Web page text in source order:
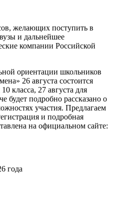
желающих поступить в
и дальнейшее
компании Российской
ориентации школьников
26 августа состоится
класса, 27 августа для
будет подробно рассказано о
участия. Предлагаем
и подробная
на официальном сайте:
года